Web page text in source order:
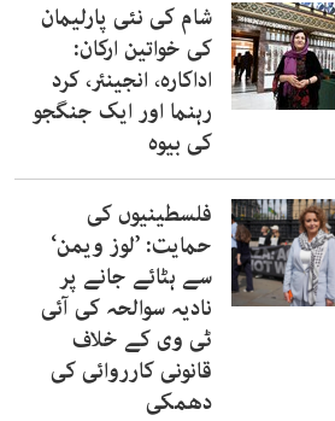
شام کی نئی پارلیمان
کی خواتین ارکان:
اداکارہ، انجینئر، کرد
رہنما اور ایک جنگجو
کی بیوہ
فلسطینیوں کی
حمایت: ’لوز ویمن‘
سے ہٹائے جانے پر
نادیہ سوالحہ کی آئی
ٹی وی کے خلاف
قانونی کارروائی کی
دھمکی